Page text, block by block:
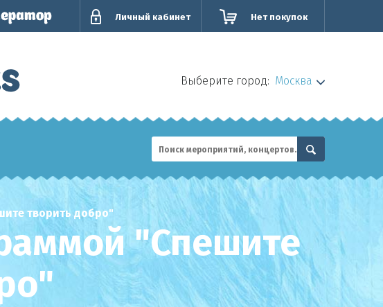
Личный кабинет Нет покупок
Выберите город: Москва
творить добро"
"Спешите